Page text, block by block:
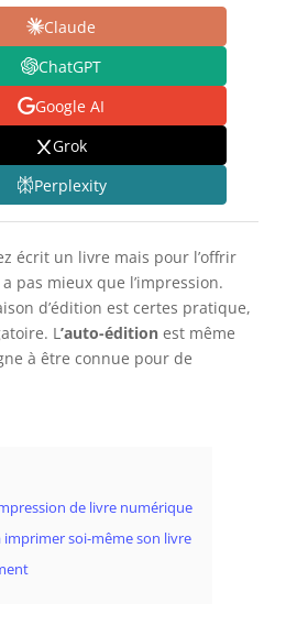
Claude
ChatGPT
Google AI
Grok
Perplexity
écrit un livre mais pour l’offrir
pas mieux que l’impression.
d’édition est certes pratique,
L’auto-éditionest même
à être connue pour de
de livre numérique
imprimer soi-même son livre